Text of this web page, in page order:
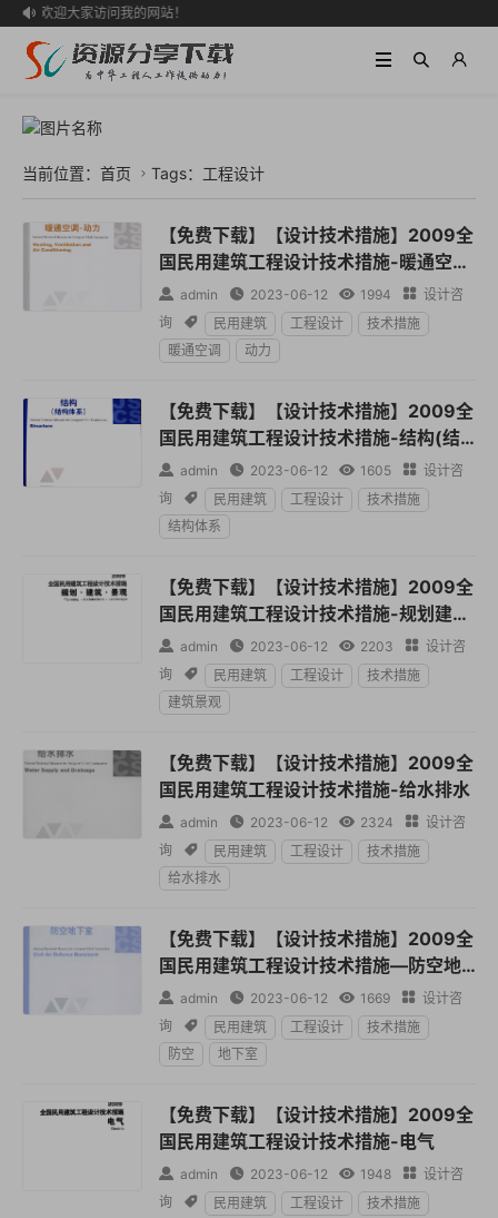
欢迎大家访问我的网站！
当前位置： 首页  Tags：工程设计
【免费下载】【设计技术措施】2009全
国民用建筑工程设计技术措施-暖通空调
动力
 admin  2023-06-12  1994  设计咨
询
 民用建筑 工程设计
技术措施
暖通空调
动力
【免费下载】【设计技术措施】2009全
国民用建筑工程设计技术措施-结构(结
构体系)
 admin  2023-06-12  1605  设计咨
询
 民用建筑 工程设计
技术措施
结构体系
【免费下载】【设计技术措施】2009全
国民用建筑工程设计技术措施-规划建筑
景观
 admin  2023-06-12  2203  设计咨
询
 民用建筑 工程设计
技术措施
建筑景观
【免费下载】【设计技术措施】2009全
国民用建筑工程设计技术措施-给水排水
 admin  2023-06-12  2324  设计咨
询
 民用建筑 工程设计
技术措施
给水排水
【免费下载】【设计技术措施】2009全
国民用建筑工程设计技术措施—防空地
下室
 admin  2023-06-12  1669  设计咨
询
 民用建筑 工程设计
技术措施
防空
地下室
【免费下载】【设计技术措施】2009全
国民用建筑工程设计技术措施-电气
 admin  2023-06-12  1948  设计咨
询
 民用建筑 工程设计
技术措施